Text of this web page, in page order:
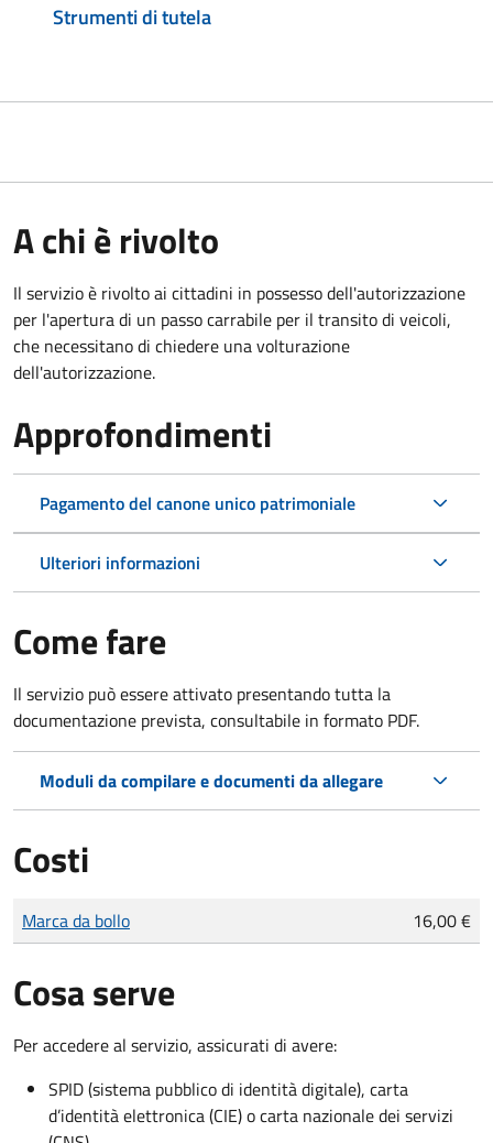
Strumenti di tutela
A chi è rivolto
Il servizio è rivolto ai cittadini in possesso dell'autorizzazione
per l'apertura di un passo carrabile per il transito di veicoli,
che necessitano di chiedere una volturazione
dell'autorizzazione.
Approfondimenti
Pagamento del canone unico patrimoniale
Ulteriori informazioni
Come fare
Il servizio può essere attivato presentando tutta la
documentazione prevista, consultabile in formato PDF.
Moduli da compilare e documenti da allegare
Costi
Tipo di pagamento
Importo
Marca da bollo 16,00 €
Cosa serve
Per accedere al servizio, assicurati di avere:
SPID (sistema pubblico di identità digitale), carta
d’identità elettronica (CIE) o carta nazionale dei servizi